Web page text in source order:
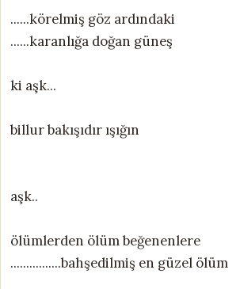
......körelmiş göz ardındaki
......karanlığa doğan güneş
ki aşk...
billur bakışıdır ışığın
aşk..
ölümlerden ölüm beğenenlere
................bahşedilmiş en güzel ölüm